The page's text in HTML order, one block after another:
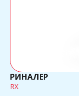
РИНАЛЕР
RX